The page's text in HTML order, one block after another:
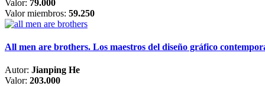
Valor: 79.000
Valor miembros: 59.250
All men are brothers. Los maestros del diseño gráfico
Autor: Jianping He
Valor: 203.000